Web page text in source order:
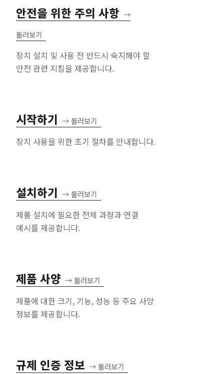
안전을 위한 주의 사항 →
둘러보기
장치 설치 및 사용 전 반드시 숙지해야 할
안전 관련 지침을 제공합니다.
시작하기 →둘러보기
장치 사용을 위한 초기 절차를 안내합니다.
설치하기 →둘러보기
제품 설치에 필요한 전체 과정과 연결
예시를 제공합니다.
제품 사양 →둘러보기
제품에 대한 크기, 기능, 성능 등 주요 사양
정보를 제공합니다.
규제 인증 정보 →둘러보기